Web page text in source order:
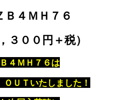
４ＭＨ７６
３００円＋税）
４ＭＨ７６は
ＵＴいたしました！